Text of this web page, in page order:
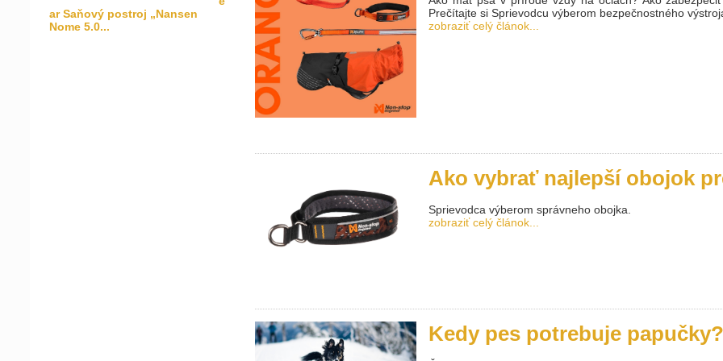
ar Saňový postroj „Nansen
Nome 5.0...
Prečítajte si Sprievodcu výberom bezpečnostného
zobraziť celý článok...
Ako vybrať najlepší obojok
Sprievodca výberom správneho obojka.
zobraziť celý článok...
Kedy pes potrebuje papučky?